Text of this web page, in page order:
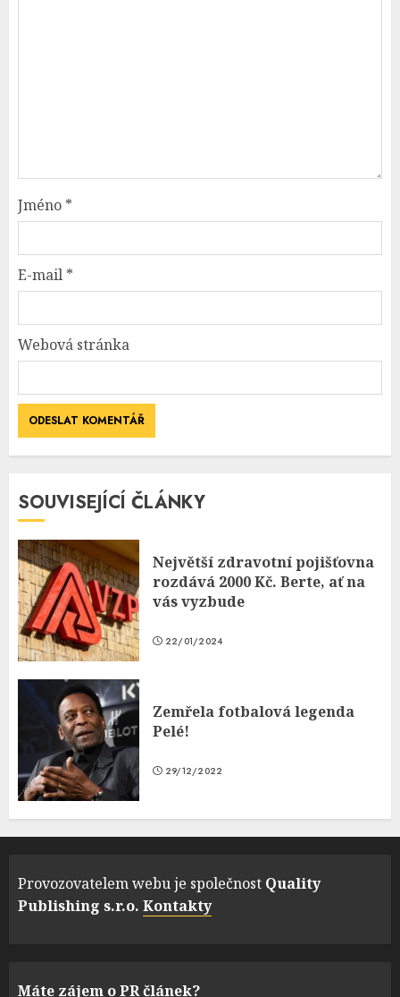
Jméno *
E-mail *
Webová stránka
SOUVISEJÍCÍ ČLÁNKY
Největší zdravotní pojišťovna
rozdává 2000 Kč. Berte, ať na
vás vyzbude
22/01/2024
Zemřela fotbalová legenda
Pelé!
29/12/2022
Provozovatelem webu je společnost Quality
Publishing s.r.o. Kontakty
Máte zájem o PR článek?